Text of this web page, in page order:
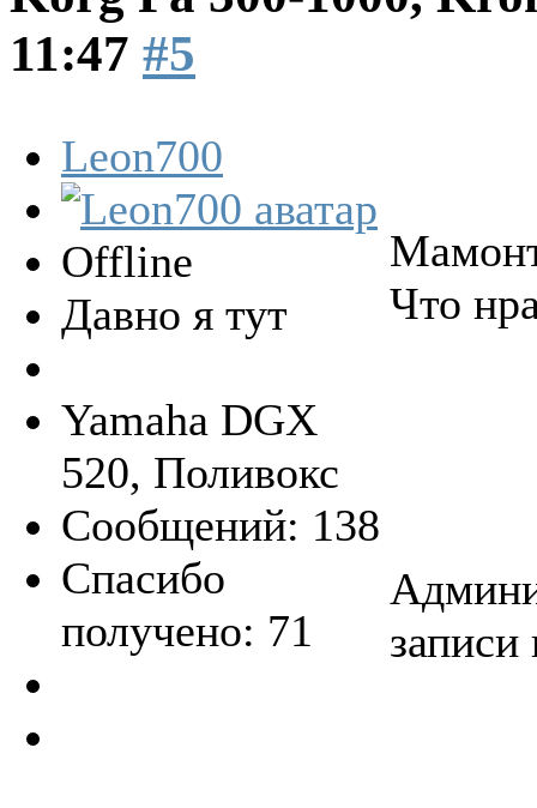
11:47 #5
Leon700
Offline
Давно я тут
Yamaha DGX
520, Поливокс
Сообщений: 138
Спасибо
получено: 71
Что
записи